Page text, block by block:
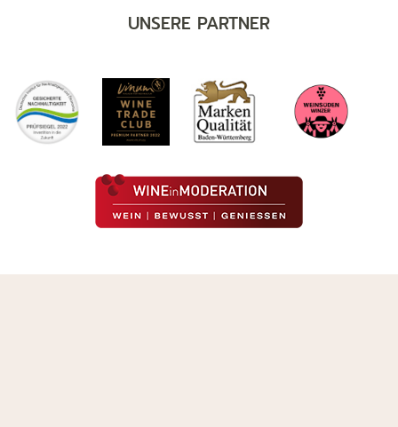
UNSERE PARTNER